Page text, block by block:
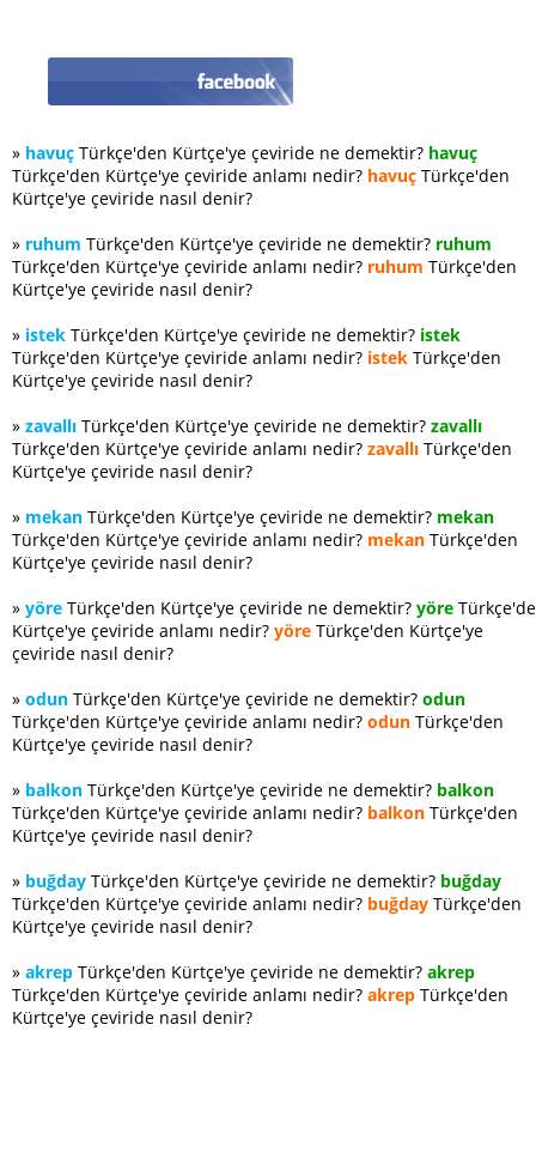
» havuç Türkçe'den Kürtçe'ye çeviride ne demektir? havuç
Türkçe'den Kürtçe'ye çeviride anlamı nedir? havuç Türkçe'den
Kürtçe'ye çeviride nasıl denir?
» ruhum Türkçe'den Kürtçe'ye çeviride ne demektir? ruhum
Türkçe'den Kürtçe'ye çeviride anlamı nedir? ruhum Türkçe'den
Kürtçe'ye çeviride nasıl denir?
» istek Türkçe'den Kürtçe'ye çeviride ne demektir? istek
Türkçe'den Kürtçe'ye çeviride anlamı nedir? istek Türkçe'den
Kürtçe'ye çeviride nasıl denir?
» zavallı Türkçe'den Kürtçe'ye çeviride ne demektir? zavallı
Türkçe'den Kürtçe'ye çeviride anlamı nedir? zavallı Türkçe'den
Kürtçe'ye çeviride nasıl denir?
» mekan Türkçe'den Kürtçe'ye çeviride ne demektir? mekan
Türkçe'den Kürtçe'ye çeviride anlamı nedir? mekan Türkçe'den
Kürtçe'ye çeviride nasıl denir?
» yöre Türkçe'den Kürtçe'ye çeviride ne demektir? yöre
Kürtçe'ye çeviride anlamı nedir? yöre Türkçe'den Kürtçe'ye
çeviride nasıl denir?
» odun Türkçe'den Kürtçe'ye çeviride ne demektir? odun
Türkçe'den Kürtçe'ye çeviride anlamı nedir? odun Türkçe'den
Kürtçe'ye çeviride nasıl denir?
» balkon Türkçe'den Kürtçe'ye çeviride ne demektir? balkon
Türkçe'den Kürtçe'ye çeviride anlamı nedir? balkon Türkçe'den
Kürtçe'ye çeviride nasıl denir?
» buğday Türkçe'den Kürtçe'ye çeviride ne demektir? buğday
Türkçe'den Kürtçe'ye çeviride anlamı nedir? buğday Türkçe'den
Kürtçe'ye çeviride nasıl denir?
» akrep Türkçe'den Kürtçe'ye çeviride ne demektir? akrep
Türkçe'den Kürtçe'ye çeviride anlamı nedir? akrep Türkçe'den
Kürtçe'ye çeviride nasıl denir?